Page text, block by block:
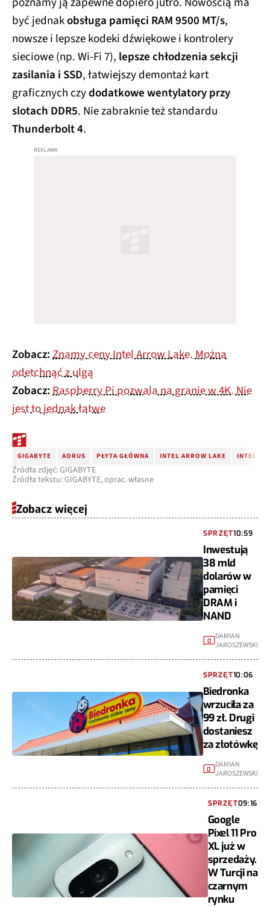
być jednakobsługa pamięci RAM 9500 MT/s,
nowsze i lepsze kodeki dźwiękowe i kontrolery
sieciowe (np. Wi-Fi 7), lepsze chłodzenia sekcji
zasilania i SSD, łatwiejszy demontaż kart
graficznych czydodatkowe wentylatory przy
slotach DDR5. Nie zabraknie też standardu
Thunderbolt 4.
Zobacz:Znamy ceny Intel Arrow Lake. Można
odetchnąć z ulgą
Zobacz:Raspberry Pi pozwala na granie w 4K. Nie
jest to jednak łatwe
GIGABYTE AORUS PŁYTA GŁÓWNA INTEL ARROW LAKE INTEL
Źródła zdjęć: GIGABYTE
Źródła tekstu: GIGABYTE, oprac. własne
Zobacz więcej
SPRZĘT10:59
Inwestują
38 mld
dolarów w
pamięci
DRAM i
NAND
0
DAMIAN
JAROSZEWSKI
SPRZĘT10:06
Biedronka
wrzuciła za
99 zł. Drugi
dostaniesz
za złotówkę
0 DAMIAN
JAROSZEWSKI
SPRZĘT09:16
Google
Pixel 11 Pro
XL już w
sprzedaży.
W Turcji na
czarnym
rynku